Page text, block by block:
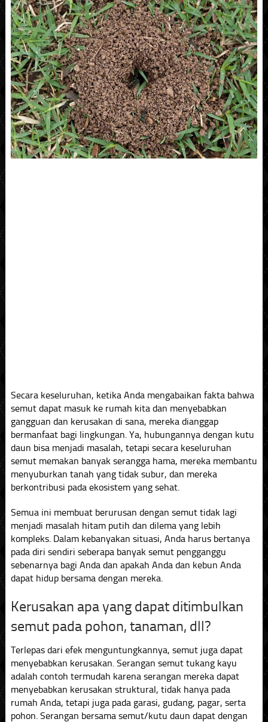
Secara keseluruhan, ketika Anda mengabaikan fakta bahwa
semut dapat masuk ke rumah kita dan menyebabkan
gangguan dan kerusakan di sana, mereka dianggap
bermanfaat bagi lingkungan. Ya, hubungannya dengan kutu
daun bisa menjadi masalah, tetapi secara keseluruhan
semut memakan banyak serangga hama, mereka membantu
menyuburkan tanah yang tidak subur, dan mereka
berkontribusi pada ekosistem yang sehat.
Semua ini membuat berurusan dengan semut tidak lagi
menjadi masalah hitam putih dan dilema yang lebih
kompleks. Dalam kebanyakan situasi, Anda harus bertanya
pada diri sendiri seberapa banyak semut pengganggu
sebenarnya bagi Anda dan apakah Anda dan kebun Anda
dapat hidup bersama dengan mereka.
Kerusakan apa yang dapat ditimbulkan
semut pada pohon, tanaman, dll?
Terlepas dari efek menguntungkannya, semut juga dapat
menyebabkan kerusakan. Serangan semut tukang kayu
adalah contoh termudah karena serangan mereka dapat
menyebabkan kerusakan struktural, tidak hanya pada
rumah Anda, tetapi juga pada garasi, gudang, pagar, serta
pohon. Serangan bersama semut/kutu daun dapat dengan